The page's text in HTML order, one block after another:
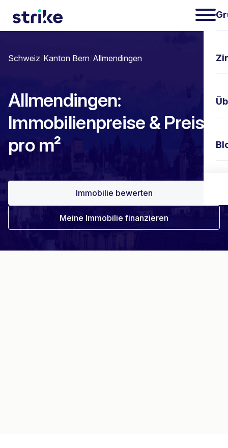
Schweiz/Kanton Bern/Allmendingen
Allmendingen:
Immobilienpreise & Preis
pro m²
Immobilie bewerten
Meine Immobilie finanzieren